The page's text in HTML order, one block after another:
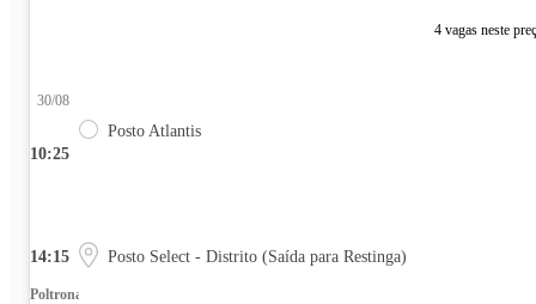
4 vagas neste
10:25
30/08
Posto Atlantis
14:15 Posto Select - Distrito (Saída para Restinga)
Poltrona